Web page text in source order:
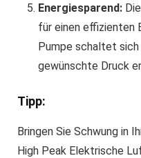
Energiesparend:
für einen effizienten
Pumpe schaltet
gewünschte Druck
Tipp:
Bringen Sie Schwung in
High Peak Elektrische